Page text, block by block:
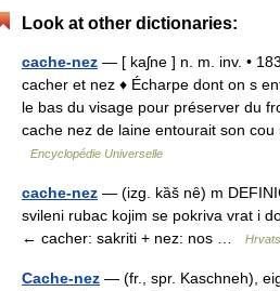
Look at other dictionaries:
cache-nez — [ kaʃne ] n. m. inv. •
cacher et nez ♦ Écharpe dont on s
le bas du visage pour préserver du
cache nez de laine entourait son
Encyclopédie Universelle
cache-nez — (izg. kȁš nȇ) m
svileni rubac kojim se pokriva vrat i
← cacher: sakriti + nez: nos …
Cache-nez — (fr., spr. Kaschneh),